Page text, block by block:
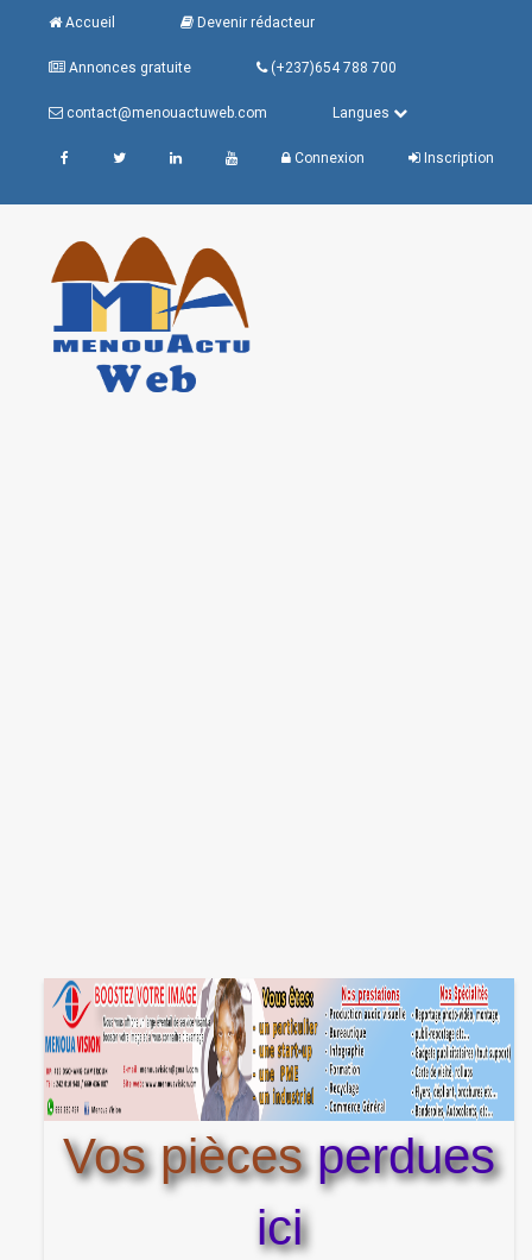
Accueil Devenir rédacteur
Annonces gratuite (+237)654 788 700
contact@menouactuweb.com Langues
Connexion Inscription
Vos piècesperdues
ici